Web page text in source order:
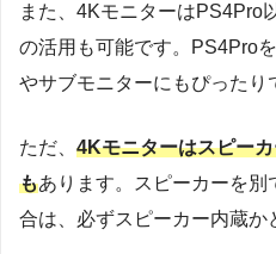
また、4KモニターはPS4Pro
の活用も可能です。PS4Pro
やサブモニターにもぴったり
ただ、 4Kモニターはスピー
もあります。スピーカーを
合は、必ずスピーカー内蔵か